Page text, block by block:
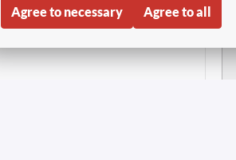
Agree to necessary Agree to all